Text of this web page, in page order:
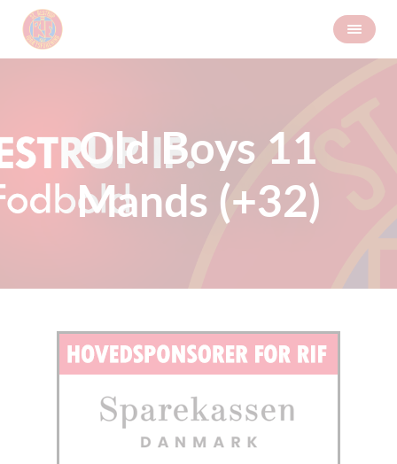
Old Boys 11
Mands (+32)